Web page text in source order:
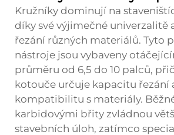
Kružníky dominují na
díky své výjimečné univerzalitě
řezání různých materiálů. Tyto
nástroje jsou vybaveny
průměru od 6,5 do 10 palců,
kotouče určuje kapacitu řezání
kompatibilitu s materiály.
karbidovými břity zvládnou
stavebních úloh, zatímco